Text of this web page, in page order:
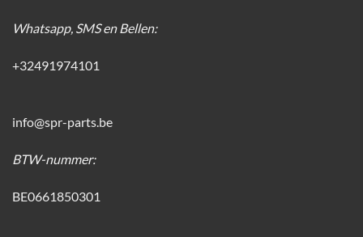
Whatsapp, SMS en Bellen:
+32491974101
info@spr-parts.be
BTW-nummer:
BE0661850301